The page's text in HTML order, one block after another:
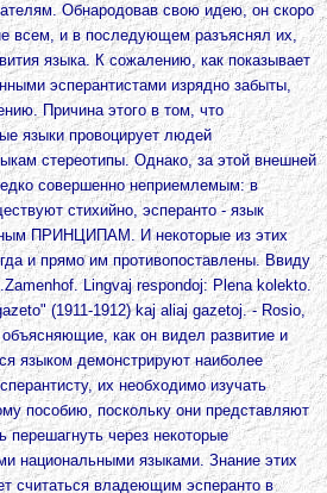
Обнародовав свою идею, он скоро
всем, и в последующем разъяснял их,
языка. К сожалению, как показывает
эсперантистами изрядно забыты,
Причина этого в том, что
языки провоцирует людей
стереотипы. Однако, за этой внешней
совершенно неприемлемым: в
стихийно, эсперанто - язык
ПРИHЦИПАМ. И некоторые из этих
и прямо им противопоставлены. Ввиду
Lingvaj respondoj: Plena kolekto.
(1911-1912) kaj aliaj gazetoj. - Rosio,
как он видел развитие и
языком демонстрируют наиболее
их необходимо изучать
пособию, поскольку они представляют
через некоторые
национальными языками. Знание этих
считаться владеющим эсперанто в